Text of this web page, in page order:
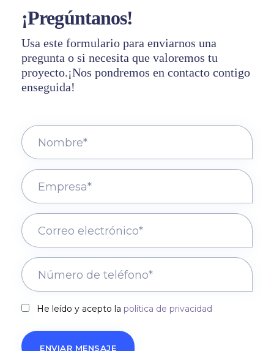
¡Pregúntanos!
Usa este formulario para enviarnos una
pregunta o si necesita que valoremos tu
proyecto.¡Nos pondremos en contacto contigo
enseguida!
He leído y acepto la política de privacidad